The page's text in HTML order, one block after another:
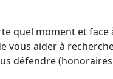
quel moment et face
vous aider à
défendre